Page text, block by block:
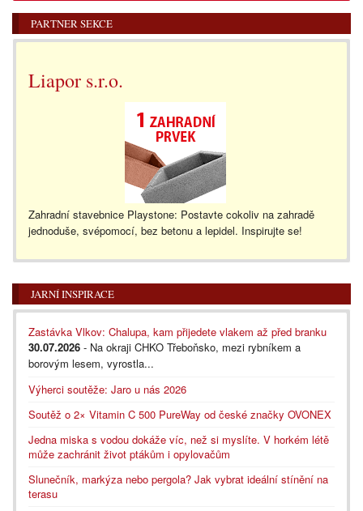
PARTNER SEKCE
Liapor s.r.o.
Zahradní stavebnice Playstone: Postavte cokoliv na zahradě
jednoduše, svépomocí, bez betonu a lepidel. Inspirujte se!
JARNÍ INSPIRACE
Zastávka Vlkov: Chalupa, kam přijedete vlakem až před branku
30.07.2026 - Na okraji CHKO Třeboňsko, mezi rybníkem a
borovým lesem, vyrostla...
Výherci soutěže: Jaro u nás 2026
Soutěž o 2× Vitamin C 500 PureWay od české značky OVONEX
Jedna miska s vodou dokáže víc, než si myslíte. V horkém létě
může zachránit život ptákům i opylovačům
Slunečník, markýza nebo pergola? Jak vybrat ideální stínění na
terasu